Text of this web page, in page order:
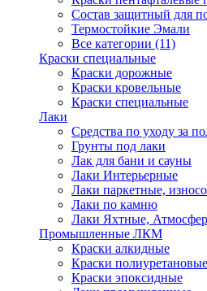
Состав защитный для
Термостойкие Эмали
Все категории (11)
Краски специальные
Краски дорожные
Краски кровельные
Краски специальные
Лаки
Cредства по уходу за
Грунты под лаки
Лак для бани и сауны
Лаки Интерьерные
Лаки паркетные,
Лаки по камню
Лаки Яхтные,
Промышленные ЛКМ
Краски алкидные
Краски полиуретановые
Краски эпоксидные